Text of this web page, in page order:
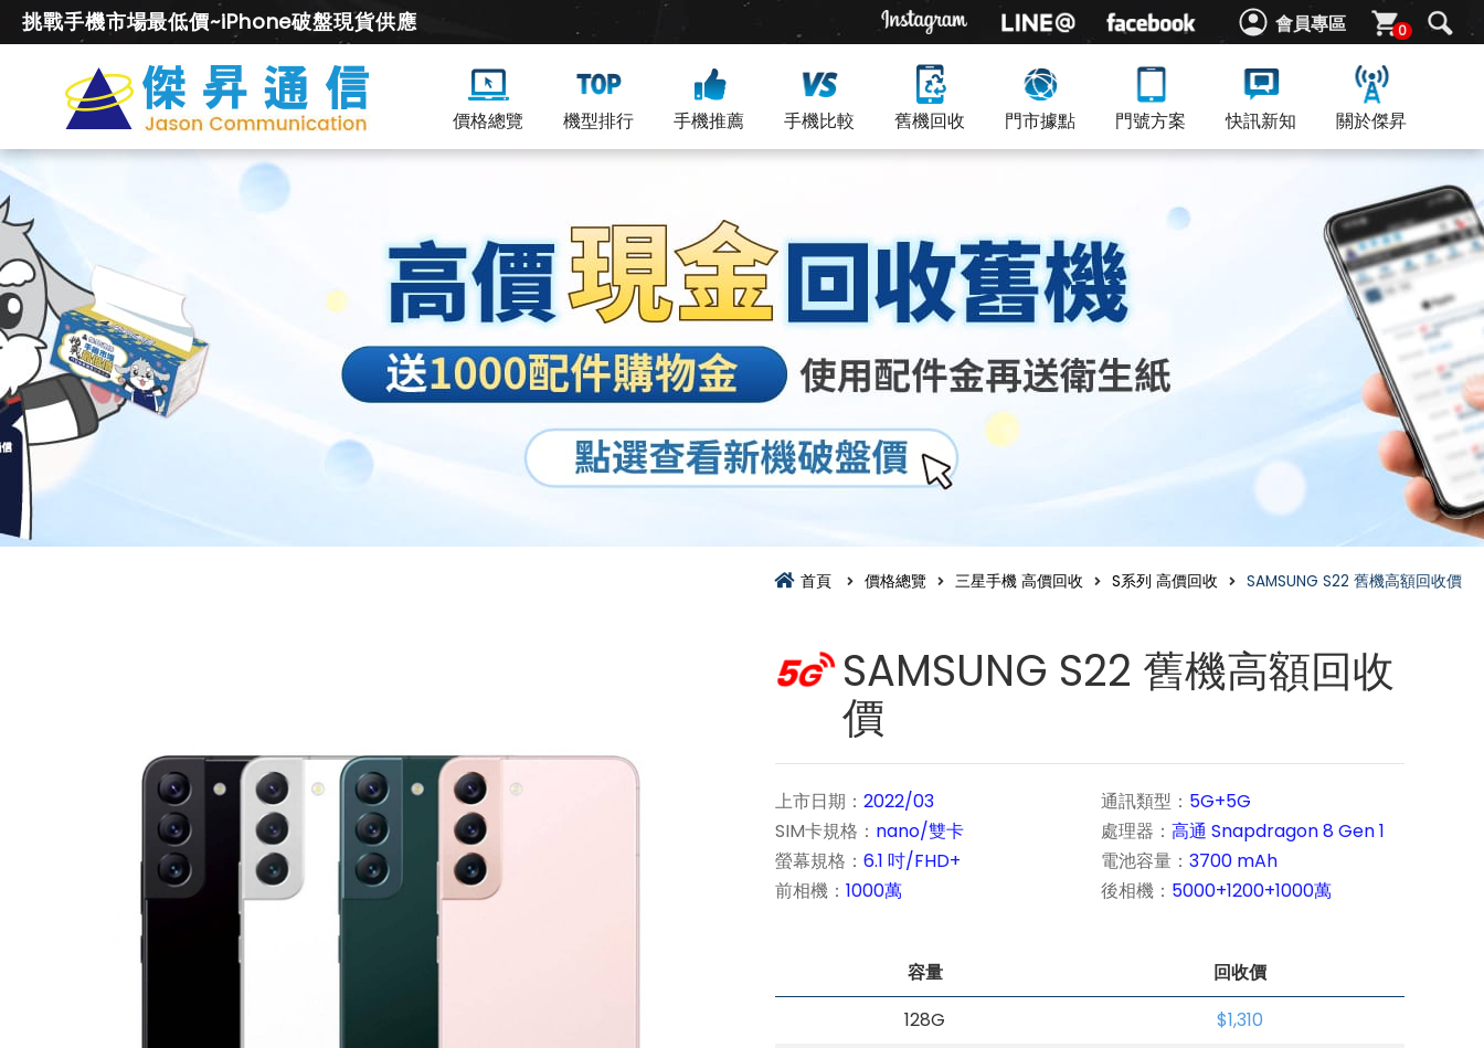
會員專區 0
挑戰手機市場最低價~iPhone破盤現貨供應
價格總覽 機型排行 手機推薦 手機比較 舊機回收 門市據點 門號方案 快訊新知 關於傑昇
首頁 價格總覽 三星手機 高價回收 S系列 高價回收 SAMSUNG S22 舊機高額回收價
SAMSUNG S22 舊機高額回收
價
上市日期： 2022/03 通訊類型： 5G+5G
SIM卡規格： nano/雙卡 處理器： 高通 Snapdragon 8 Gen 1
螢幕規格： 6.1 吋/FHD+ 電池容量： 3700 mAh
前相機： 1000萬 後相機： 5000+1200+1000萬
容量
回收價
128G
$1,310